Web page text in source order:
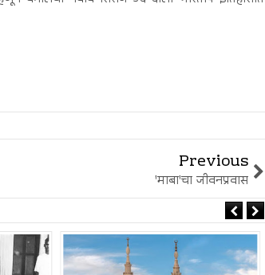
Previous
'माबा'चा जीवनप्रवास